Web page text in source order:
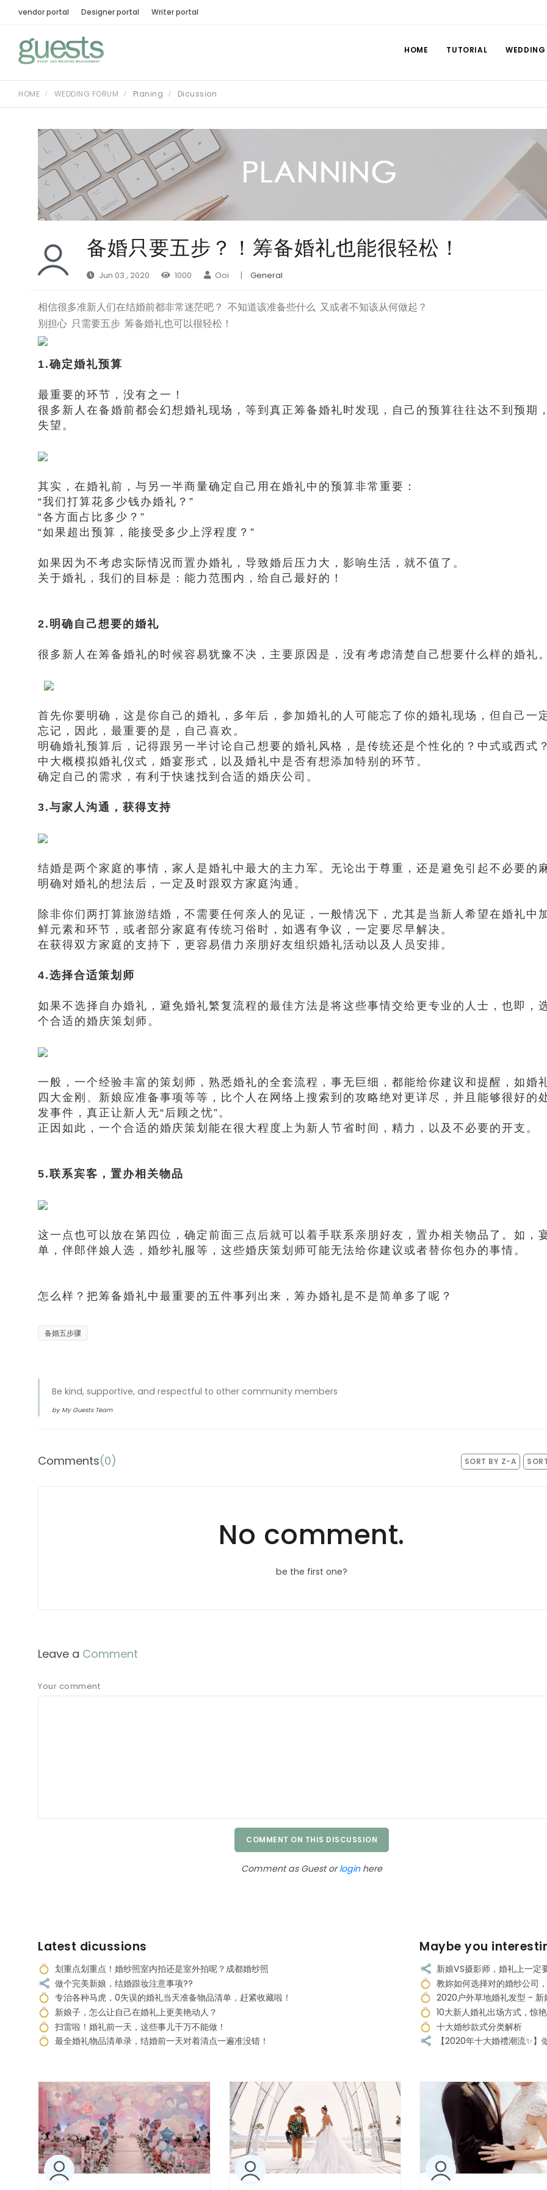
vendor portal Designer portal Writer portal
HOME TUTORIAL WEDDING
HOME WEDDING FORUM Planing Dicussion
备婚只要五步？！筹备婚礼也能很轻松！
Jun 03 , 2020 1000 Ooi | General
相信很多准新人们在结婚前都非常迷茫吧？ 不知道该准备些什么 又或者不知该从何做起？
别担心 只需要五步 筹备婚礼也可以很轻松！
1.确定婚礼预算
最重要的环节，没有之一！
很多新人在备婚前都会幻想婚礼现场，等到真正筹备婚礼时发现，自己的预算往往达不到预期
失望。
其实，在婚礼前，与另一半商量确定自己用在婚礼中的预算非常重要：
“我们打算花多少钱办婚礼？”
“各方面占比多少？”
“如果超出预算，能接受多少上浮程度？”
如果因为不考虑实际情况而置办婚礼，导致婚后压力大，影响生活，就不值了。
关于婚礼，我们的目标是：能力范围内，给自己最好的！
2.明确自己想要的婚礼
很多新人在筹备婚礼的时候容易犹豫不决，主要原因是，没有考虑清楚自己想要什么样的婚礼。
首先你要明确，这是你自己的婚礼，多年后，参加婚礼的人可能忘了你的婚礼现场，但自己一
忘记，因此，最重要的是，自己喜欢。
明确婚礼预算后，记得跟另一半讨论自己想要的婚礼风格，是传统还是个性化的？中式或西式
中大概模拟婚礼仪式，婚宴形式，以及婚礼中是否有想添加特别的环节。
确定自己的需求，有利于快速找到合适的婚庆公司。
3.与家人沟通，获得支持
结婚是两个家庭的事情，家人是婚礼中最大的主力军。无论出于尊重，还是避免引起不必要的
明确对婚礼的想法后，一定及时跟双方家庭沟通。
除非你们两打算旅游结婚，不需要任何亲人的见证，一般情况下，尤其是当新人希望在婚礼中
鲜元素和环节，或者部分家庭有传统习俗时，如遇有争议，一定要尽早解决。
在获得双方家庭的支持下，更容易借力亲朋好友组织婚礼活动以及人员安排。
4.选择合适策划师
如果不选择自办婚礼，避免婚礼繁复流程的最佳方法是将这些事情交给更专业的人士，也即，
个合适的婚庆策划师。
一般，一个经验丰富的策划师，熟悉婚礼的全套流程，事无巨细，都能给你建议和提醒，如婚
四大金刚、新娘应准备事项等等，比个人在网络上搜索到的攻略绝对更详尽，并且能够很好的
发事件，真正让新人无“后顾之忧”。
正因如此，一个合适的婚庆策划能在很大程度上为新人节省时间，精力，以及不必要的开支。
5.联系宾客，置办相关物品
这一点也可以放在第四位，确定前面三点后就可以着手联系亲朋好友，置办相关物品了。如，
单，伴郎伴娘人选，婚纱礼服等，这些婚庆策划师可能无法给你建议或者替你包办的事情。
怎么样？把筹备婚礼中最重要的五件事列出来，筹办婚礼是不是简单多了呢？
备婚五步骤
Be kind, supportive, and respectful to other community members
by My Guests Team
Comments(0) SORT BY Z-A
No comment.
be the first one?
Leave a Comment
Your comment
COMMENT ON THIS DISCUSSION
Comment as Guest orlogin here
Latest dicussions
划重点划重点！婚纱照室内拍还是室外拍呢？成都婚纱照
做个完美新娘，结婚跟妆注意事项??
专治各种马虎，0失误的婚礼当天准备物品清单，赶紧收藏啦！
新娘子，怎么让自己在婚礼上更美艳动人？
扫雷啦！婚礼前一天，这些事儿千万不能做！
最全婚礼物品清单录，结婚前一天对着清点一遍准没错！
Maybe you
新娘VS摄影师，婚礼上一定
教妳如何选择对的婚纱公司
2020户外草地婚礼发型 - 新
10大新人婚礼出场方式，惊
十大婚纱款式分类解析
【2020年十大婚禮潮流✨